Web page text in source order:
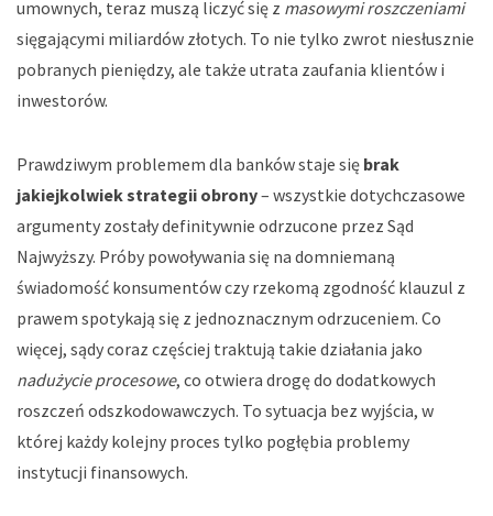
umownych, teraz muszą liczyć się z masowymi roszczeniami
sięgającymi miliardów złotych. To nie tylko zwrot niesłusznie
pobranych pieniędzy, ale także utrata zaufania klientów i
inwestorów.
Prawdziwym problemem dla banków staje się brak
jakiejkolwiek strategii obrony– wszystkie dotychczasowe
argumenty zostały definitywnie odrzucone przez Sąd
Najwyższy. Próby powoływania się na domniemaną
świadomość konsumentów czy rzekomą zgodność klauzul z
prawem spotykają się z jednoznacznym odrzuceniem. Co
więcej, sądy coraz częściej traktują takie działania jako
nadużycie procesowe, co otwiera drogę do dodatkowych
roszczeń odszkodowawczych. To sytuacja bez wyjścia, w
której każdy kolejny proces tylko pogłębia problemy
instytucji finansowych.